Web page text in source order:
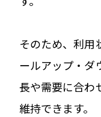
そのため、利用
ールアップ・ダ
長や需要に合わ
維持できます。